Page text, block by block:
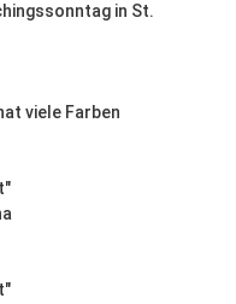
in St.
viele Farben